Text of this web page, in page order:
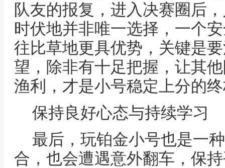
队友的报复，进入决赛圈后
时伏地并非唯一选择，一个
往比草地更具优势，关键是
望，除非有十足把握，让其
渔利，才是小号稳定上分的
保持良好心态与持续学习
最后，玩铂金小号也是一
合，也会遭遇意外翻车，保